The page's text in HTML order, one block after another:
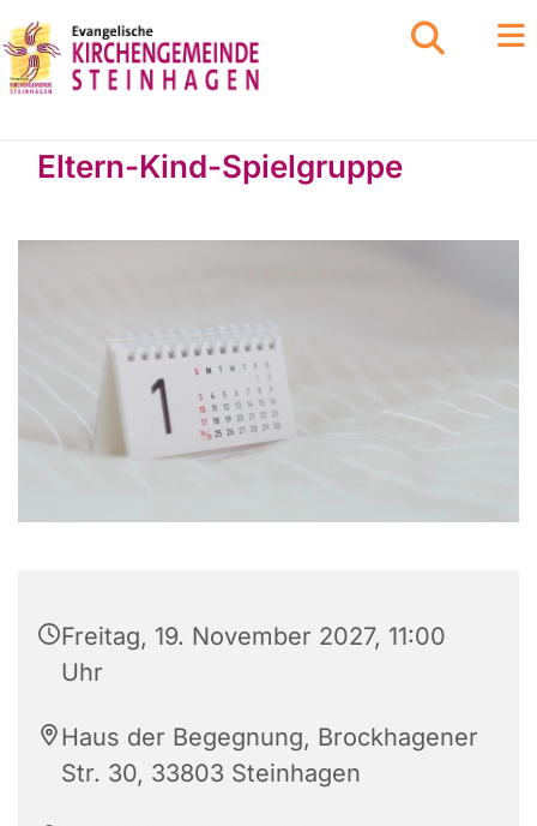
Eltern-Kind-Spielgruppe
Freitag, 19. November 2027, 11:00
Uhr
Haus der Begegnung, Brockhagener
Str. 30, 33803 Steinhagen